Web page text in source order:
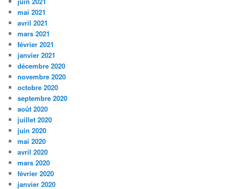
mai 2021
avril 2021
mars 2021
février 2021
janvier 2021
décembre 2020
novembre 2020
octobre 2020
septembre 2020
août 2020
juillet 2020
juin 2020
mai 2020
avril 2020
mars 2020
février 2020
janvier 2020